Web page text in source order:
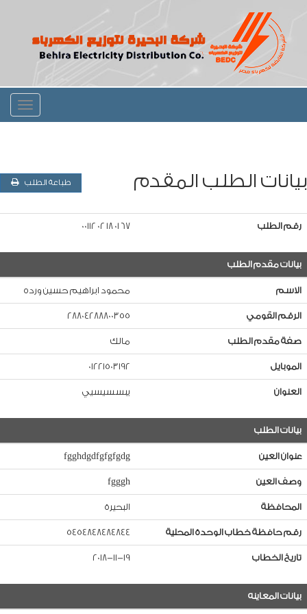
Toggle
بيانات الطلب المقدم طباعة الطلب
رقم الطلب 67 01 18 02 00112
بيانات مقدم الطلب
الاسم محمود ابراهيم حسين ورده
الرقم القومي 28804288800355
صفة مقدم الطلب مالك
الموبايل 01221503192
العنوان يبسسيسيي
بيانات الطلب
عنوان العين fgghdgdfgfgfgdg
وصف العين fgggh
المحافظة البحيرة
رقم حافظة خطاب الوحدة المحلية 5454848484844
تاريخ الخطاب 2018-11-19
بيانات المعاينه